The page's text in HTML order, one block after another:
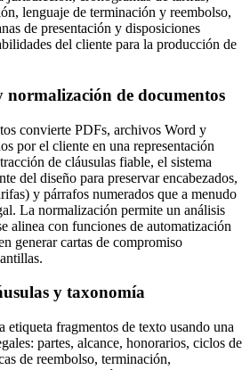
lenguaje de terminación y reembolso,
de presentación y disposiciones
del cliente para la producción de
normalización de documentos
convierte PDFs, archivos Word y
por el cliente en una representación
de cláusulas fiable, el sistema
del diseño para preservar encabezados,
y párrafos numerados que a menudo
La normalización permite un análisis
alinea con funciones de automatización
generar cartas de compromiso
y taxonomía
etiqueta fragmentos de texto usando una
partes, alcance, honorarios, ciclos de
de reembolso, terminación,